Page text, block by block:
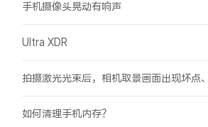
手机摄像头晃动有响声
Ultra XDR
如何清理手机内存？